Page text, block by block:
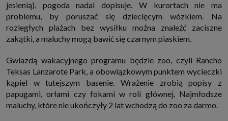
jesienią), pogoda nadal dopisuje. W kurortach nie ma
problemu, by poruszać się dziecięcym wózkiem. Na
rozległych plażach bez wysiłku można znaleźć zaciszne
zakątki, a maluchy mogą bawić się czarnym piaskiem.
Gwiazdą wakacyjnego programu będzie zoo, czyli Rancho
Teksas Lanzarote Park, a obowiązkowym punktem wycieczki
kąpiel w tutejszym basenie. Wrażenie zrobią popisy z
papugami, orłami czy fokami w roli głównej. Najmłodsze
maluchy, które nie ukończyły 2 lat wchodzą do zoo za darmo.